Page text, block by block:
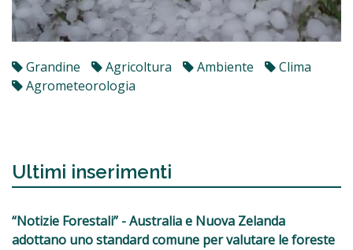
Grandine Agricoltura Ambiente
Clima
Agrometeorologia
Ultimi inserimenti
“Notizie Forestali” - Australia e Nuova Zelanda
adottano uno standard comune per valutare le foreste